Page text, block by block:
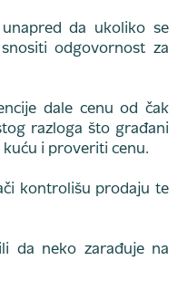
da ukoliko se
odgovornost za
dale cenu od čak
razloga što građani
i proveriti cenu.
kontrolišu prodaju te
da neko zarađuje na